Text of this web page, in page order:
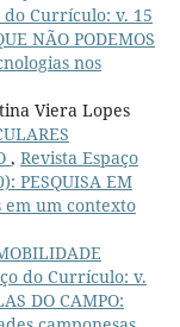
do Currículo: v. 15
NÃO PODEMOS
nos
Viera Lopes
, Revista Espaço
PESQUISA EM
em um contexto
do Currículo: v.
DO CAMPO: